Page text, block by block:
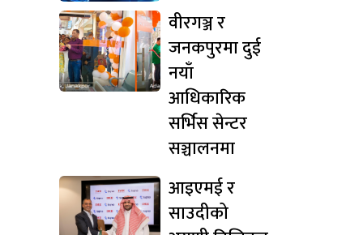
वीरगञ्ज र
जनकपुरमा दुई
नयाँ
आधिकारिक
सर्भिस सेन्टर
सञ्चालनमा
आइएमई र
साउदीको